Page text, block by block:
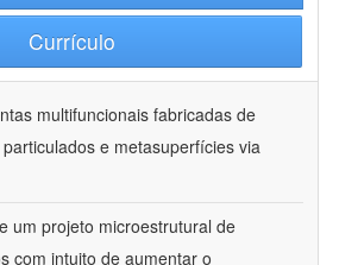
Currículo
multifuncionais fabricadas de
e metasuperfícies via
um projeto microestrutural de
com intuito de aumentar o